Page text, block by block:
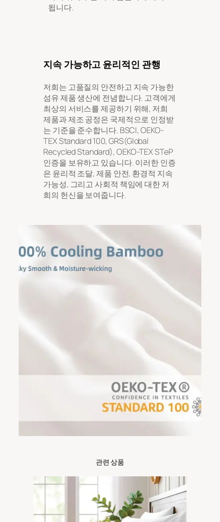
됩니다.
지속 가능하고 윤리적인 관행
저희는 고품질의 안전하고 지속 가능한
섬유 제품 생산에 전념합니다. 고객에게
최상의 서비스를 제공하기 위해, 저희
제품과 제조 공정은 국제적으로 인정받
는 기준을 준수합니다. BSCI, OEKO-
TEX Standard 100, GRS(Global
Recycled Standard), OEKO-TEX STeP
인증을 보유하고 있습니다. 이러한 인증
은 윤리적 조달, 제품 안전, 환경적 지속
가능성, 그리고 사회적 책임에 대한 저
희의 헌신을 보여줍니다.
관련 상품